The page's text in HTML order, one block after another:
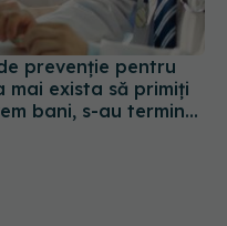
prevenţie pentru
mai exista să primiți
bani, s-au terminat